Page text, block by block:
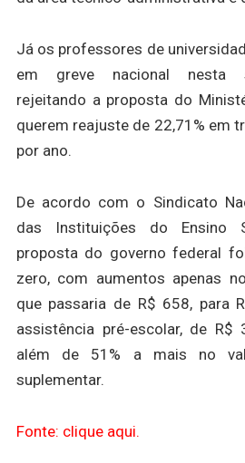
Já os professores de
em greve nacional nesta
rejeitando a proposta do
querem reajuste de 22,71% em
por ano.
De acordo com o Sindicato
das Instituições do Ensino
proposta do governo federal
zero, com aumentos apenas
que passaria de R$ 658, para
assistência pré-escolar, de R$
além de 51% a mais no
suplementar.
Fonte: clique aqui.